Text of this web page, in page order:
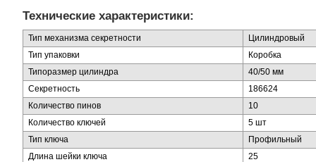
Технические характеристики:
Тип механизма секретности
Цилиндровый
Тип упаковки
Коробка
Типоразмер цилиндра
40/50 мм
Секретность
186624
Количество пинов
10
Количество ключей
5 шт
Тип ключа
Профильный
Длина шейки ключа
25